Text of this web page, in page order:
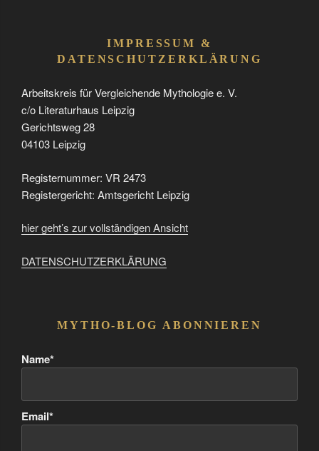
IMPRESSUM &
DATENSCHUTZERKLÄRUNG
Arbeitskreis für Vergleichende Mythologie e. V.
c/o Literaturhaus Leipzig
Gerichtsweg 28
04103 Leipzig
Registernummer: VR 2473
Registergericht: Amtsgericht Leipzig
hier geht’s zur vollständigen Ansicht
DATENSCHUTZERKLÄRUNG
MYTHO-BLOG ABONNIEREN
Name*
Email*